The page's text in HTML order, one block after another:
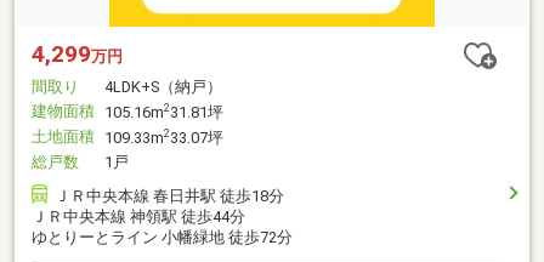
4,299万円
間取り
4LDK+S（納戸）
建物面積 105.16m231.81坪
土地面積 109.33m233.07坪
総戸数
1戸
ＪＲ中央本線 春日井駅 徒歩18分
ＪＲ中央本線 神領駅 徒歩44分
ゆとりーとライン 小幡緑地 徒歩72分